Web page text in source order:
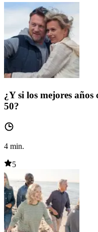
¿Y si los mejores años
50?
4 min.
5